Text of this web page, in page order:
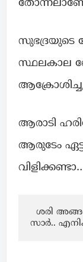
സുഭദ്രയുടെ
സ്ഥലകാല
ആരാടി
ആരുടേം
സാർ..